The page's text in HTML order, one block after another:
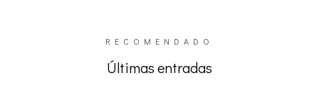
RECOMENDADO
Últimas entradas